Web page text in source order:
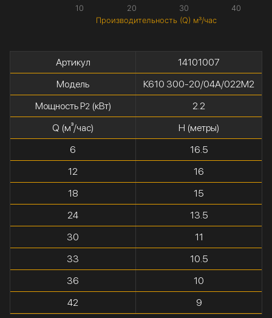
Производительность (Q) м³/час
10 20 30 40
Артикул
14101007
Модель
К610 300-20/04А/022М2
Мощность P2 (кВт)
2.2
Q (м³/час)
H (метры)
6
16.5
12
16
18
15
24
13.5
30
11
33
10.5
36
10
42
9